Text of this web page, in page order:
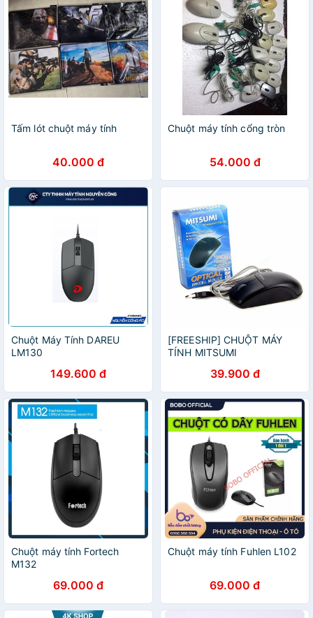
Tấm lót chuột máy tính
40.000 đ
Chuột máy tính cổng tròn
54.000 đ
Chuột Máy Tính DAREU
LM130
149.600 đ
[FREESHIP] CHUỘT MÁY
TÍNH MITSUMI
39.900 đ
Chuột máy tính Fortech
M132
69.000 đ
Chuột máy tính Fuhlen L102
69.000 đ